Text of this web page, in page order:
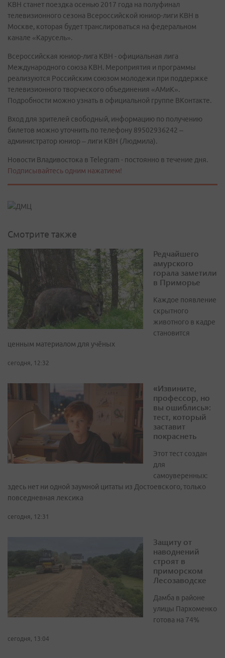
КВН станет поездка осенью 2017 года на полуфинал
телевизионного сезона Всероссийской юниор-лиги КВН в
Москве, которая будет транслироваться на федеральном
канале «Карусель».
Всероссийская юниор-лига КВН - официальная лига
Международного союза КВН. Мероприятия и программы
реализуются Российским союзом молодежи при поддержке
телевизионного творческого объединения «АМиК».
Подробности можно узнать в официальной группе ВКонтакте.
Вход для зрителей свободный, информацию по получению
билетов можно уточнить по телефону 89502936242 –
администратор юниор – лиги КВН (Людмила).
Новости Владивостока в Telegram - постоянно в течение дня.
Подписывайтесь одним нажатием!
Смотрите также
Редчайшего
амурского
горала заметили
в Приморье
Каждое появление
скрытного
животного в кадре
становится
ценным материалом для учёных
сегодня, 12:32
«Извините,
профессор, но
вы ошиблись»:
тест, который
заставит
покраснеть
Этот тест создан
для
самоуверенных:
здесь нет ни одной заумной цитаты из Достоевского, только
повседневная лексика
сегодня, 12:31
Защиту от
наводнений
строят в
приморском
Лесозаводске
Дамба в районе
улицы Пархоменко
готова на 74%
сегодня, 13:04